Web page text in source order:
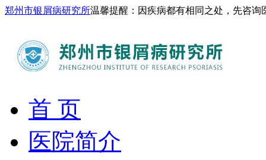
郑州市银屑病研究所温馨提醒：因疾病都有相同之处，先咨
首 页
医院简介